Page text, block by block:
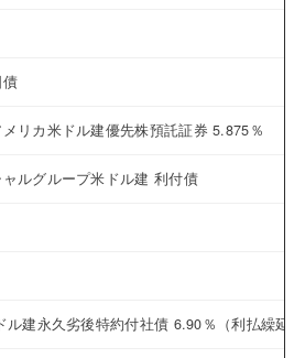
リカ米ドル建優先株預託証券 5.875％
ルグループ米ドル建 利付債
ル建永久劣後特約付社債 6.90％（利払繰延